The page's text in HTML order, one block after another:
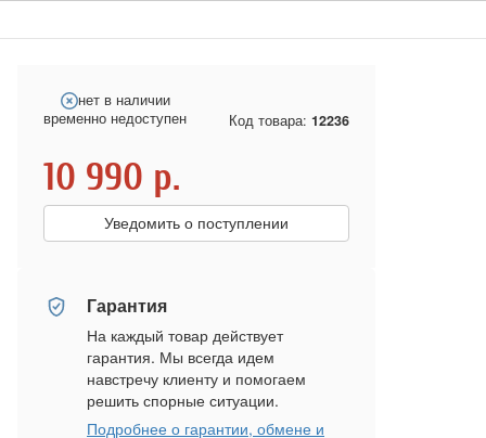
нет в наличии
временно недоступен
Код товара: 12236
10 990 р.
Уведомить о поступлении
Гарантия
На каждый товар действует
гарантия. Мы всегда идем
навстречу клиенту и помогаем
решить спорные ситуации.
Подробнее о гарантии, обмене и